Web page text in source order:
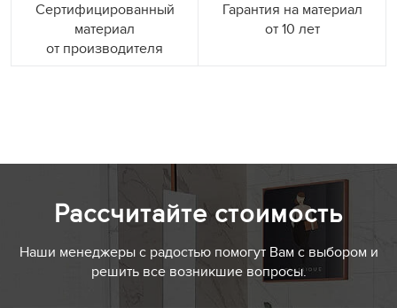
Сертифицированный
материал
от производителя
Гарантия на материал
от 10 лет
Рассчитайте стоимость
Наши менеджеры с радостью помогут Вам с выбором и
решить все возникшие вопросы.